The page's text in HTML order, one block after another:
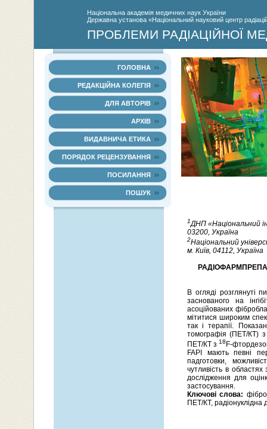
Нацiональна академiя медичних наук України
Державна установа «Національний науковий центр
ПРОБЛЕМИ РАДІАЦІЙНОЇ
ГОЛОВНА
РЕДАКЦІЙНА КОЛЕГІЯ
ДЛЯ АВТОРІВ
АРХІВ
ВИДАВНИЧА ЕТИКА
ПОРЯДОК РЕЦЕНЗУВАННЯ
ПОСИЛАННЯ
ПОШУК
1ДНП «Національний
03200, Україна
2Національний
м. Київ, 04112, Україна
В огляді розглянуті
заснованого на
асоційованих
мітитися широким
так і терапії.
томографія (ПЕТ/КТ) з
ПЕТ/КТ з18 F-
FAPI мають певні
падготовки,
чутливість в
дослідження для
застосування.
Ключові слова:
ПЕТ/КТ, радіонуклідна